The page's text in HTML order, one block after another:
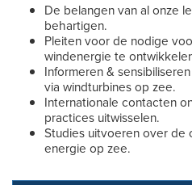
De belangen van al onze
behartigen.
Pleiten voor de nodige
windenergie te
Informeren &
via windturbines op zee.
Internationale contacten
practices uitwisselen.
Studies uitvoeren over de
energie op zee.